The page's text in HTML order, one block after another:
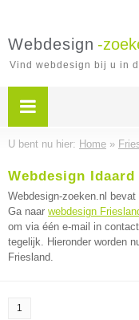
Webdesign -
Vind webdesign bij u in
U bent nu hier: Home »
Webdesign Idaard
Webdesign-zoeken.nl
Ga naar webdesign
om via één e-mail in
tegelijk. Hieronder worden
Friesland.
1